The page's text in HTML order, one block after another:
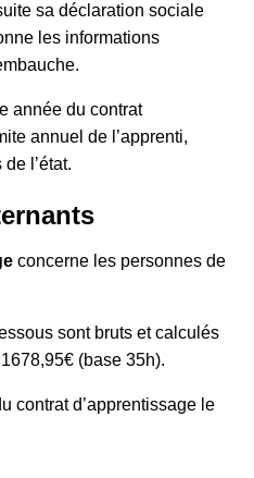
sa déclaration sociale
les informations
année du contrat
annuel de l’apprenti,
l’état.
concerne les personnes de
sont bruts et calculés
(base 35h).
contrat d’apprentissage le